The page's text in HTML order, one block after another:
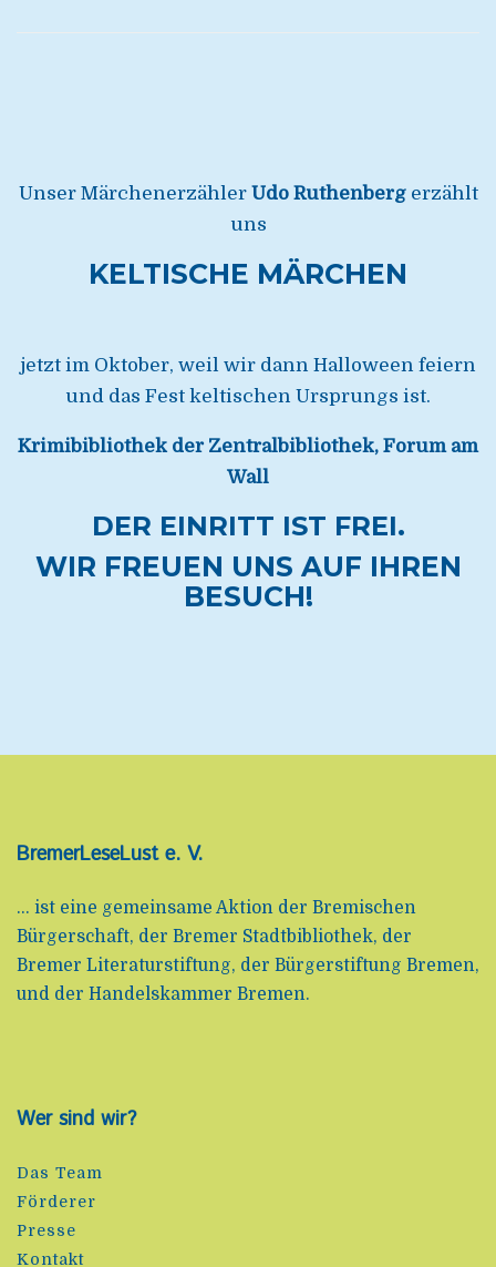
Unser Märchenerzähler Udo Ruthenberg erzählt
uns
KELTISCHE MÄRCHEN
jetzt im Oktober, weil wir dann Halloween feiern
und das Fest keltischen Ursprungs ist.
Krimibibliothek der Zentralbibliothek, Forum am
Wall
DER EINRITT IST FREI.
WIR FREUEN UNS AUF IHREN
BESUCH!
BremerLeseLust e. V.
... ist eine gemeinsame Aktion der Bremischen
Bürgerschaft, der Bremer Stadtbibliothek, der
Bremer Literaturstiftung, der Bürgerstiftung Bremen,
und der Handelskammer Bremen.
Wer sind wir?
Das Team
Förderer
Presse
Kontakt